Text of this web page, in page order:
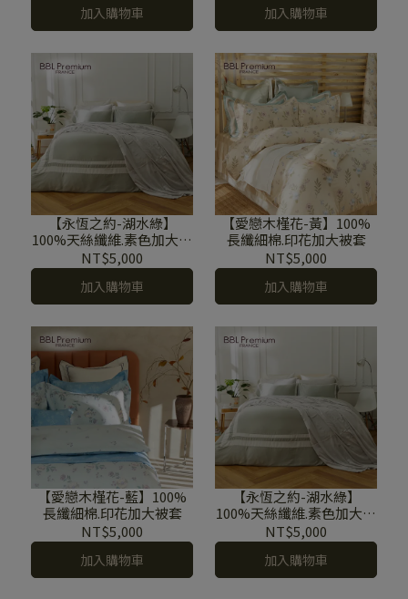
加入購物車 加入購物車
【永恆之約-湖水綠】
100%天絲纖維.素色加大被
套
NT$5,000
加入購物車
【愛戀木槿花-黃】100%
長纖細棉.印花加大被套
NT$5,000
加入購物車
【愛戀木槿花-藍】100%
長纖細棉.印花加大被套
NT$5,000
加入購物車
【永恆之約-湖水綠】
100%天絲纖維.素色加大被
套
NT$5,000
加入購物車